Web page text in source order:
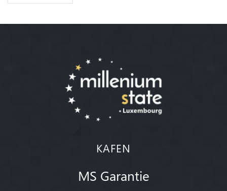
KAFEN
MS Garantie